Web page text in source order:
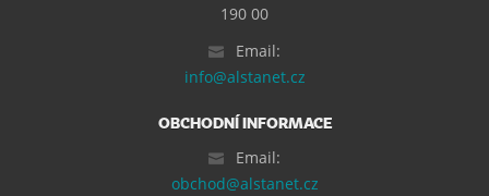
190 00
Email:
info@alstanet.cz
OBCHODNÍ INFORMACE
Email:
obchod@alstanet.cz